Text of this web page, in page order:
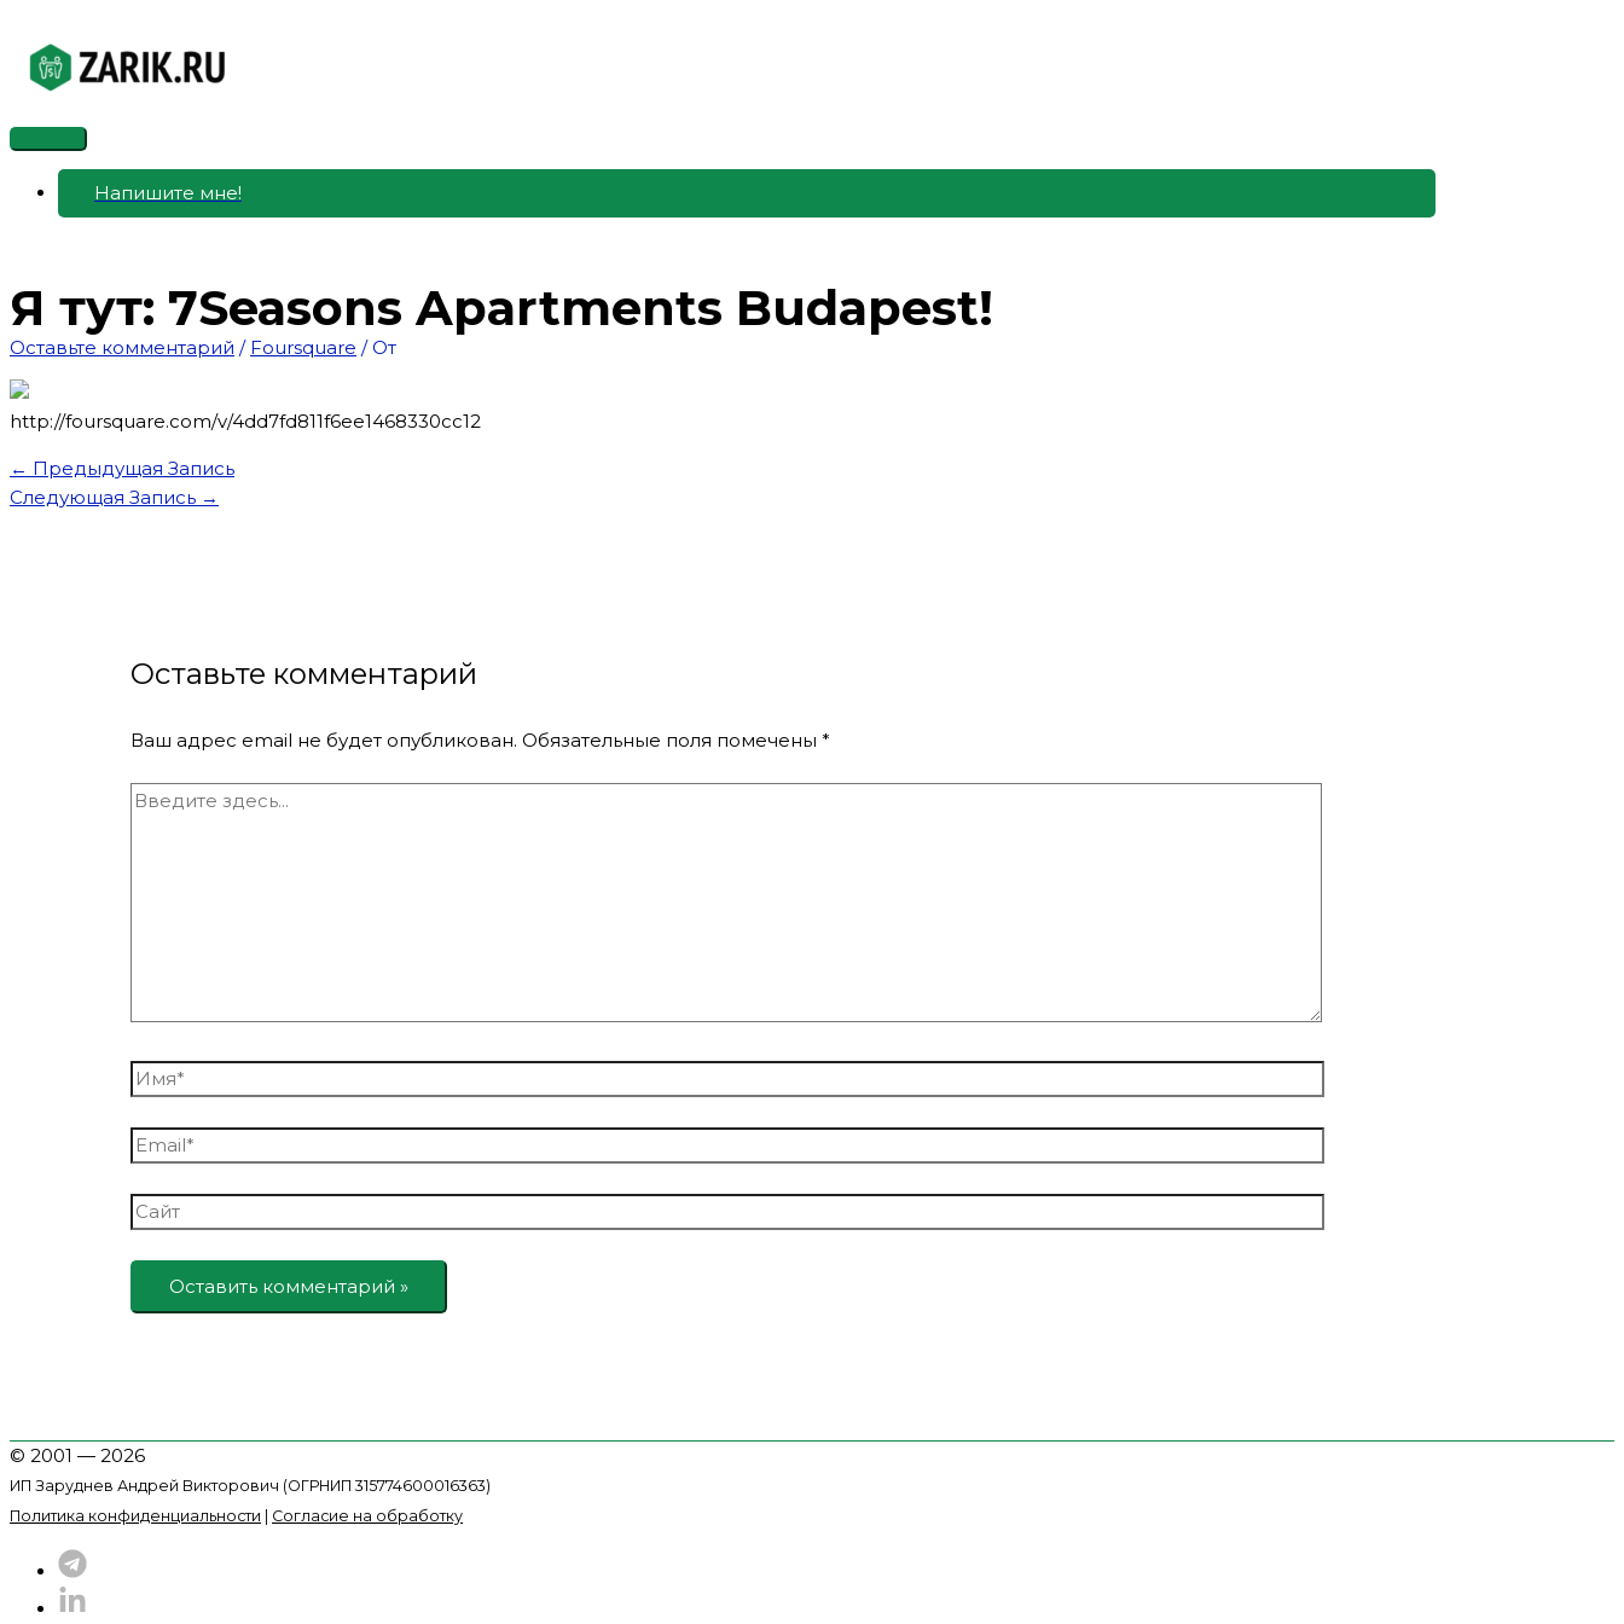
содержимому
Главное
меню
Напишите мне!
Я тут: 7Seasons Apartments Budapest!
Оставьте комментарий / Foursquare / От
http://foursquare.com/v/4dd7fd811f6ee1468330cc12
← Предыдущая Запись
Следующая Запись →
Оставьте комментарий
Ваш адрес email не будет опубликован. Обязательные поля помечены*
Введите
Имя*
Email*
Сайт
© 2001 — 2026
ИП Заруднев Андрей Викторович (ОГРНИП 315774600016363)
Политика конфиденциальности
Согласие на обработку